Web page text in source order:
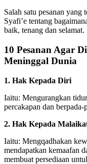
Salah satu pesanan yang
Syafi’e tentang
baik, tenang dan selamat.
10 Pesanan Agar
Meninggal Dunia
1. Hak Kepada Diri
Iaitu: Mengurangkan
percakapan dan
2. Hak Kepada
Iaitu: Mengqadhakan
mendapatkan kemaafan
membuat persediaan